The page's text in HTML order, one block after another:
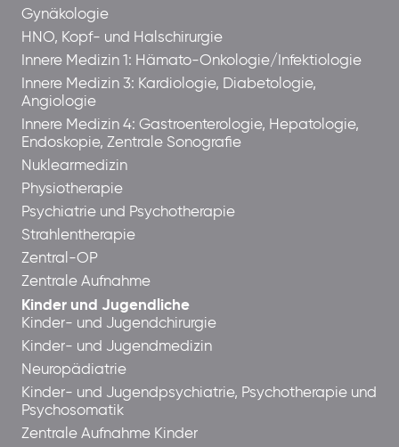
Gynäkologie
HNO, Kopf- und Halschirurgie
Innere Medizin 1: Hämato-Onkologie/Infektiologie
Innere Medizin 3: Kardiologie, Diabetologie,
Angiologie
Innere Medizin 4: Gastroenterologie, Hepatologie,
Endoskopie, Zentrale Sonografie
Nuklearmedizin
Physiotherapie
Psychiatrie und Psychotherapie
Strahlentherapie
Zentral-OP
Zentrale Aufnahme
Kinder und Jugendliche
Kinder- und Jugendchirurgie
Kinder- und Jugendmedizin
Neuropädiatrie
Kinder- und Jugendpsychiatrie, Psychotherapie und
Psychosomatik
Zentrale Aufnahme Kinder